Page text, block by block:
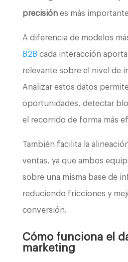
precisiónes más
A diferencia de modelos
B2B cada interacción
relevante sobre el nivel de
Analizar estos datos
oportunidades, detectar
el recorrido de forma más
También facilita la
ventas, ya que ambos
sobre una misma base de
reduciendo fricciones y
conversión.
Cómo funciona el
marketing